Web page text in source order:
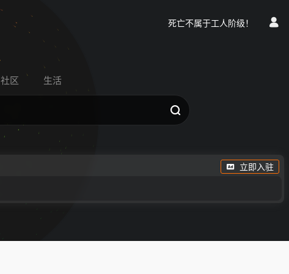
死亡不属于工人阶级！
社区 生活
立即入驻